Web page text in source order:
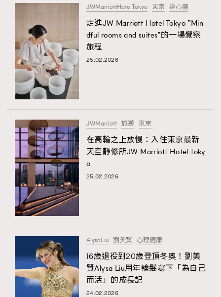
Collaboration Opportunity Disclaimer
Privacy
New Media Group
Madame Figaro editions: France | Greece
| Japan | Portugal | Spain
JWMarriottHotelTokyo 東京 身心靈
走進JW Marriott Hotel Tokyo ”Min
dful rooms and suites”的一場覺察
旅程
25.02.2026
JWMarriott 旅遊 東京
在高輪之上放慢：入住東京最新
天空靜修所JW Marriott Hotel Toky
o
25.02.2026
AlysaLiu 劉美賢 心理健康
16歲退役到20歲登頂冬奧！劉美
賢Alysa Liu用年輪髮寫下「為自己
而活」的成長記
24.02.2026